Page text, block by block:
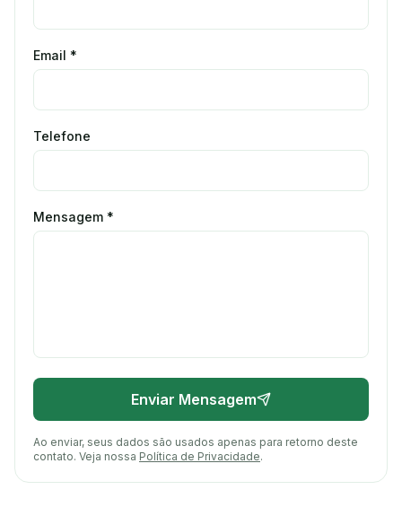
Email *
Telefone
Mensagem *
Enviar Mensagem
Ao enviar, seus dados são usados apenas para retorno deste
contato. Veja nossa Política de Privacidade.